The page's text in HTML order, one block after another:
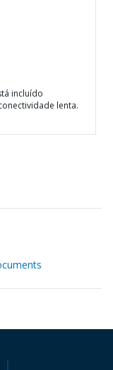
incluído
lenta.